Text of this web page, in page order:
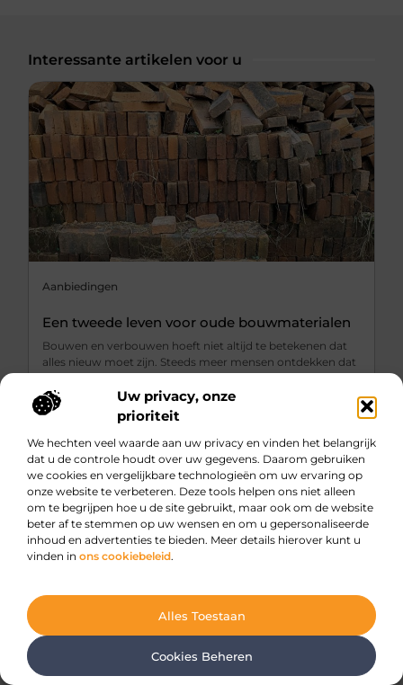
Uw privacy, onze
prioriteit
We hechten veel waarde aan uw privacy en vinden het belangrijk
dat u de controle houdt over uw gegevens. Daarom gebruiken
we cookies en vergelijkbare technologieën om uw ervaring op
onze website te verbeteren. Deze tools helpen ons niet alleen
om te begrijpen hoe u de site gebruikt, maar ook om de website
beter af te stemmen op uw wensen en om u gepersonaliseerde
inhoud en advertenties te bieden. Meer details hierover kunt u
vinden in ons cookiebeleid.
Alles Toestaan
Cookies Beheren
Interessante artikelen voor u
Aanbiedingen
Een tweede leven voor oude bouwmaterialen
Bouwen en verbouwen hoeft niet altijd te betekenen dat
alles nieuw moet zijn. Steeds meer mensen ontdekken dat
oude bouwmaterialen niet alleen karakter geven aan een
project, maar ook een duurzame keuze zijn. Door
materialen te hergebruiken, bespaar je grondstoffen, ...